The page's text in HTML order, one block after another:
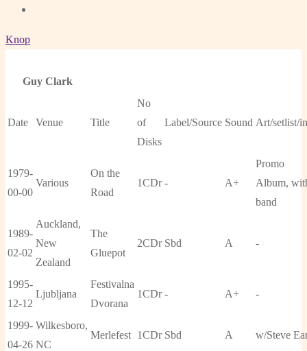
Knop
Guy Clark
Date Venue Title
No
of
Disks
Label/Source Sound Art/setlist/
1979-
00-00
Various
On the
Road
1CDr - A+
Promo
Album,
band
1989-
02-02
Auckland,
New
Zealand
The
Gluepot
2CDr Sbd A -
1995-
12-12
Ljubljana
Festivalna
Dvorana
1CDr - A+ -
1999-
04-26
Wilkesboro,
NC
Merlefest 1CDr Sbd A w/Steve